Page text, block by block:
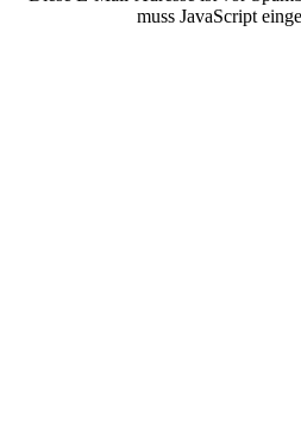
muss JavaScript